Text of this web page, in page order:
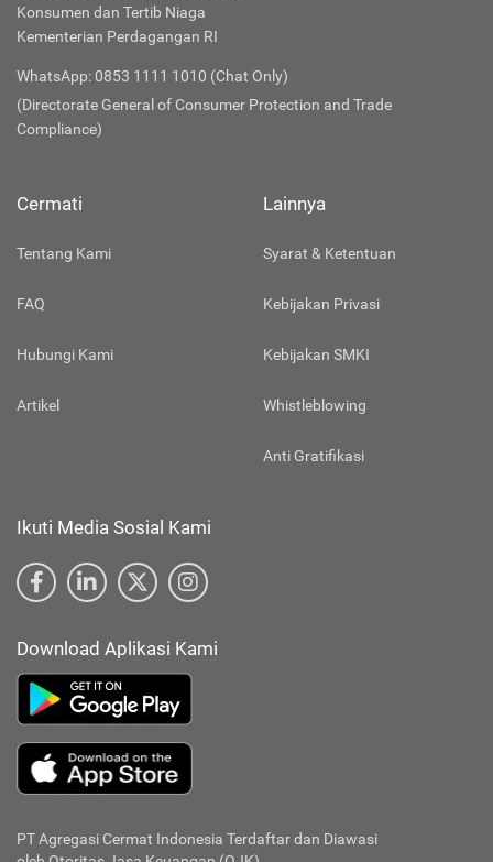
Konsumen dan Tertib Niaga
Kementerian Perdagangan RI
WhatsApp: 0853 1111 1010 (Chat Only)
(Directorate General of Consumer Protection and Trade
Compliance)
Cermati
Tentang Kami
FAQ
Hubungi Kami
Artikel
Lainnya
Syarat & Ketentuan
Kebijakan Privasi
Kebijakan SMKI
Whistleblowing
Anti Gratifikasi
Ikuti Media Sosial Kami
Download Aplikasi Kami
PT Agregasi Cermat Indonesia Terdaftar dan Diawasi